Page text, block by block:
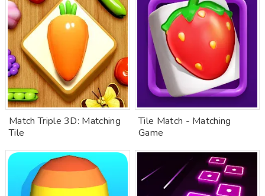
Match Triple 3D: Matching
Tile
Tile Match - Matching
Game